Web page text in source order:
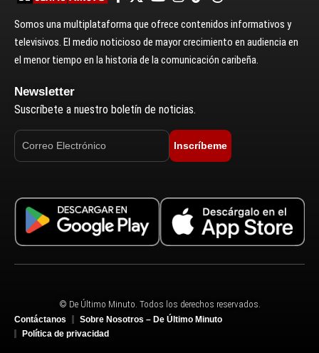
Somos una multiplataforma que ofrece contenidos informativos y
televisivos. El medio noticioso de mayor crecimiento en audiencia en
el menor tiempo en la historia de la comunicación caribeña.
Newsletter
Suscríbete a nuestro boletín de noticias.
Inscríbeme
© De Último Minuto. Todos los derechos reservados.
Contáctanos
Sobre Nosotros – De Último Minuto
Política de privacidad